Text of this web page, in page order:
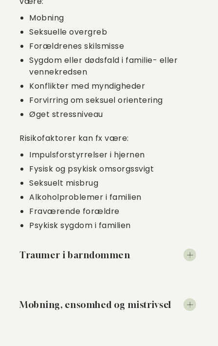
Mobning
Seksuelle overgreb
Forældrenes skilsmisse
Sygdom eller dødsfald i familie- eller
vennekredsen
Konflikter med myndigheder
Forvirring om seksuel orientering
Øget stressniveau
Risikofaktorer kan fx være:
Impulsforstyrrelser i hjernen
Fysisk og psykisk omsorgssvigt
Seksuelt misbrug
Alkoholproblemer i familien
Fraværende forældre
Psykisk sygdom i familien
Traumer i barndommen
Mobning, ensomhed og mistrivsel